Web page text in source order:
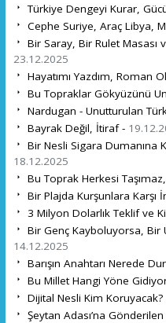
Türkiye Dengeyi Kurar,
Cephe Suriye, Araç Libya,
Bir Saray, Bir Rulet Masası
23.12.2025
Hayatımı Yazdım, Roman
Bu Topraklar Gökyüzünü
Nardugan - Unutturulan Türk
Bayrak Değil, İtiraf -
Bir Nesli Sigara Dumanına
18.12.2025
Bu Toprak Herkesi
Bir Plajda Kurşunlara Karşı
3 Milyon Dolarlık Teklif ve
Bir Genç Kayboluyorsa, Bir
14.12.2025
Barışın Anahtarı Nerede
Bu Millet Hangi Yöne
Dijital Nesli Kim Koruyacak?
Şeytan Adası’na